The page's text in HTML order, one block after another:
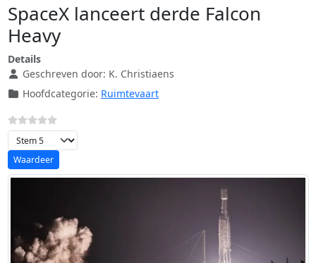
SpaceX lanceert derde Falcon
Heavy
Details
Geschreven door: K. Christiaens
Hoofdcategorie: Ruimtevaart
Voeg waardering toe